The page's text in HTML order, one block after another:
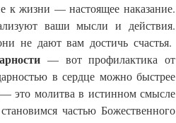
к жизни — настоящее наказание.
ваши мысли и действия.
не дают вам достичь счастья.
— вот профилактика от
в сердце можно быстрее
— это молитва в истинном смысле
частью Божественного